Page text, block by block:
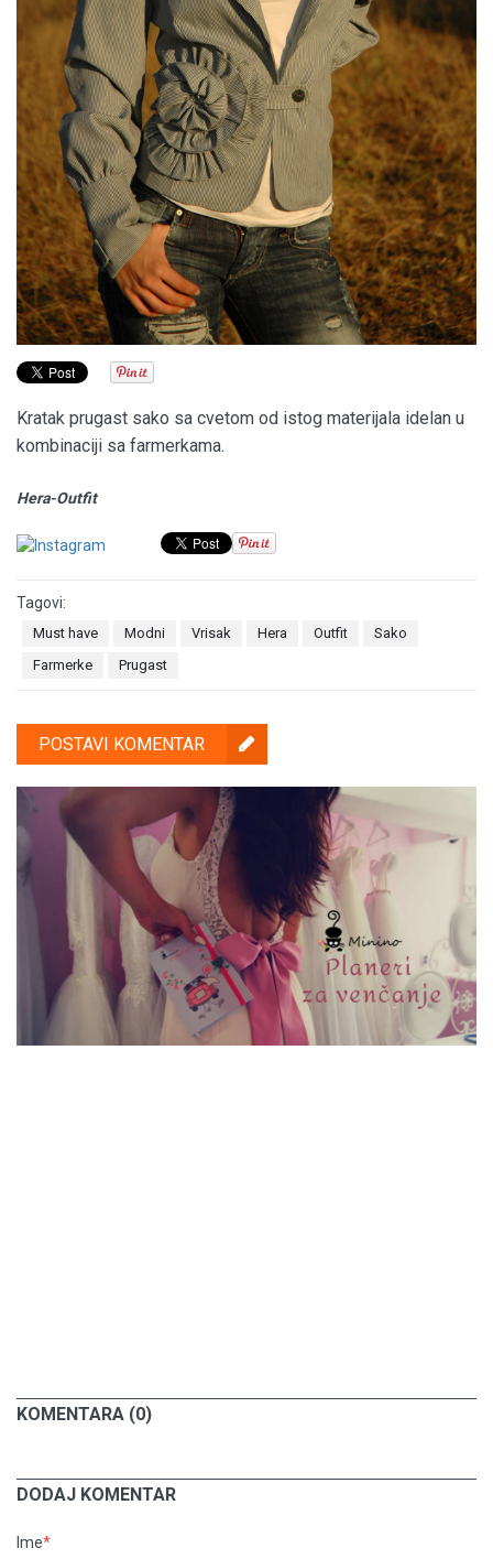
Kratak prugast sako sa cvetom od istog materijala idelan u
kombinaciji sa farmerkama.
Hera-Outfit
Tagovi:
Must have Modni Vrisak Hera Outfit
Sako
Farmerke
Prugast
POSTAVI KOMENTAR
KOMENTARA (0)
DODAJ KOMENTAR
Ime*